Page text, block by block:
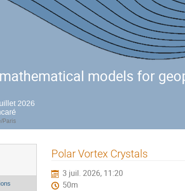
models for
2026
Paris
Polar Vortex Crystals
3 juil. 2026, 11:20
50m